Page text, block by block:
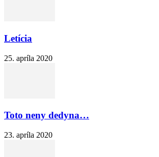
Letícia
25. apríla 2020
Toto neny dedyna…
23. apríla 2020